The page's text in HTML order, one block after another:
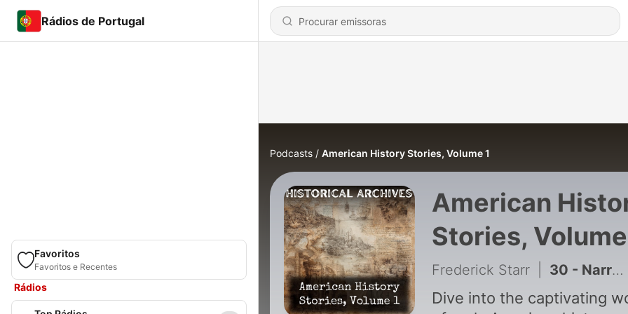
Rádios de Portugal
Favoritos
Favoritos e Recentes
Rádios
Podcasts American History Stories, Volume 1
American
Stories,
Frederick Starr 30 - Narrative of the Life of Mrs. Mary Jemison-James E. Seaver
Dive into the captivating